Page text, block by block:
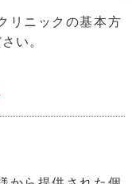
リニックの基本方
い。